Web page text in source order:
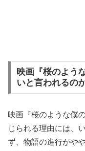
映画『桜のよう
いと言われるの
映画『桜のような僕
じられる理由には、
ず、物語の進行がや